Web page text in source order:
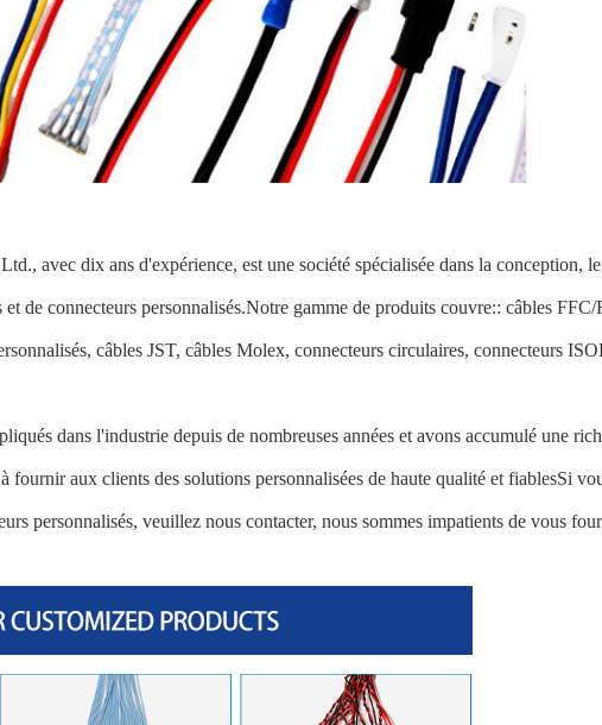
avec dix ans d'expérience, est une société spécialisée dans la conception,
de connecteurs personnalisés.Notre gamme de produits couvre:: câbles
câbles JST, câbles Molex, connecteurs circulaires, connecteurs
dans l'industrie depuis de nombreuses années et avons accumulé une
fournir aux clients des solutions personnalisées de haute qualité et fiablesSi
personnalisés, veuillez nous contacter, nous sommes impatients de vous